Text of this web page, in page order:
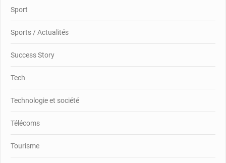
Sport
Sports / Actualités
Success Story
Tech
Technologie et société
Télécoms
Tourisme